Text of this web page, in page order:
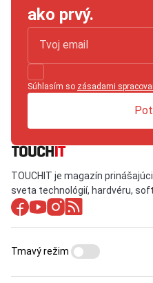
ako prvý.
Súhlasím so zásadami
TOUCHIT je magazín
sveta technológií, hardvéru,
Tmavý režim